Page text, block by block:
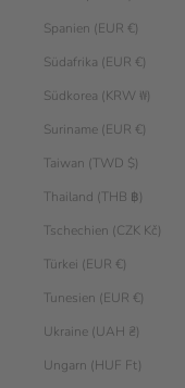
Spanien (EUR €)
Südafrika (EUR €)
Südkorea (KRW ₩)
Suriname (EUR €)
Taiwan (TWD $)
Thailand (THB ฿)
Tschechien (CZK Kč)
Türkei (EUR €)
Tunesien (EUR €)
Ukraine (UAH ₴)
Ungarn (HUF Ft)